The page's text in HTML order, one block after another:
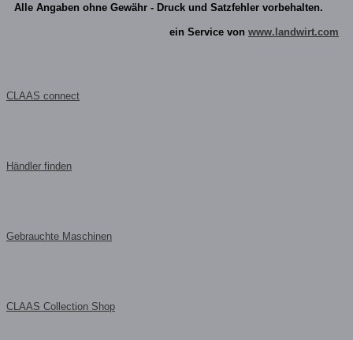
Alle Angaben ohne Gewähr - Druck und Satzfehler vorbehalten.
ein Service von www.landwirt.com
CLAAS connect
Händler finden
Gebrauchte Maschinen
CLAAS Collection Shop